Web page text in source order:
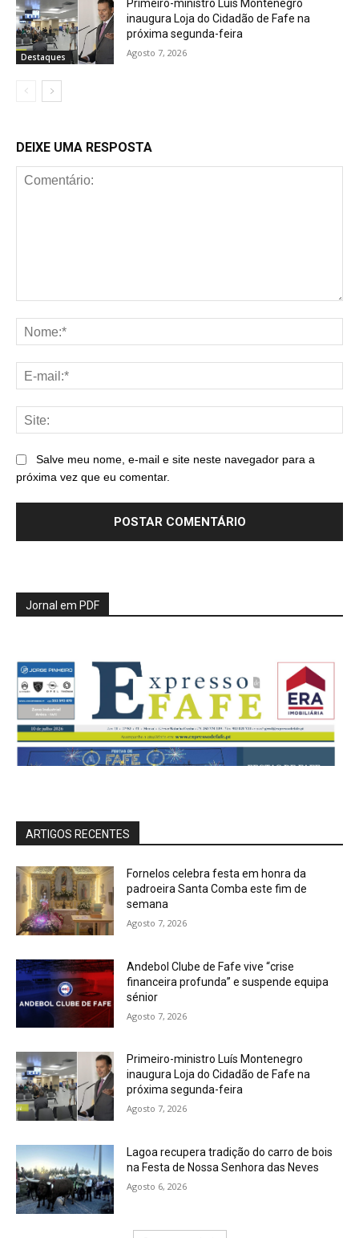
Destaques
Primeiro-ministro Luís Montenegro
inaugura Loja do Cidadão de Fafe na
próxima segunda-feira
Agosto 7, 2026
DEIXE UMA RESPOSTA
Salve meu nome, e-mail e site neste navegador para a
próxima vez que eu comentar.
Jornal em PDF
ARTIGOS RECENTES
Fornelos celebra festa em honra da
padroeira Santa Comba este fim de
semana
Agosto 7, 2026
Andebol Clube de Fafe vive “crise
financeira profunda” e suspende equipa
sénior
Agosto 7, 2026
Primeiro-ministro Luís Montenegro
inaugura Loja do Cidadão de Fafe na
próxima segunda-feira
Agosto 7, 2026
Lagoa recupera tradição do carro de bois
na Festa de Nossa Senhora das Neves
Agosto 6, 2026